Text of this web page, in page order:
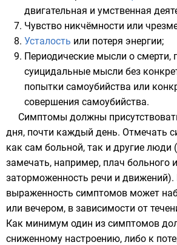
двигательная и умственная
Чувство никчёмности или
Усталость или потеря энергии;
Периодические мысли о смерти,
суицидальные мысли без
попытки самоубийства или
совершения самоубийства.
Симптомы должны
дня, почти каждый день. Отмечать
как сам больной, так и другие люди
замечать, например, плач больного
заторможенность речи и
выраженность симптомов может
или вечером, в зависимости от
Как минимум один из симптомов
сниженному настроению, либо к